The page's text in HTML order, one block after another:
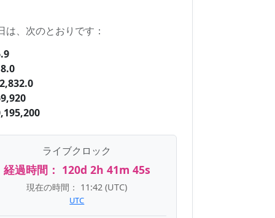
は、次のとおりです：
ライブクロック
経過時間： 120d 2h 41m 46s
現在の時間： 11:42 (UTC)
UTC